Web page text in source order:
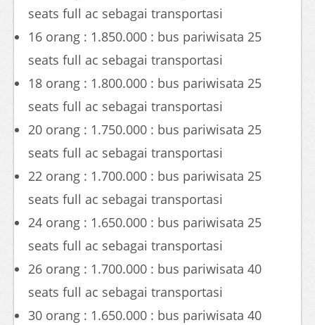
seats full ac sebagai transportasi
16 orang : 1.850.000 : bus pariwisata 25
seats full ac sebagai transportasi
18 orang : 1.800.000 : bus pariwisata 25
seats full ac sebagai transportasi
20 orang : 1.750.000 : bus pariwisata 25
seats full ac sebagai transportasi
22 orang : 1.700.000 : bus pariwisata 25
seats full ac sebagai transportasi
24 orang : 1.650.000 : bus pariwisata 25
seats full ac sebagai transportasi
26 orang : 1.700.000 : bus pariwisata 40
seats full ac sebagai transportasi
30 orang : 1.650.000 : bus pariwisata 40